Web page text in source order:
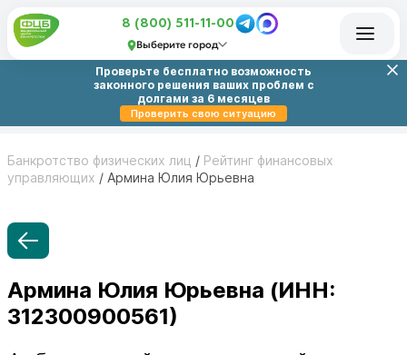
8 (800) 511-11-00
Выберите город
Проверьте бесплатно возможность
законного решения ваших проблем с
долгами за 6 месяцев
Проверить свою ситуацию
Банкротство физических лиц / Рейтинг финансовых
управляющих / Армина Юлия Юрьевна
Армина Юлия Юрьевна (ИНН:
312300900561)